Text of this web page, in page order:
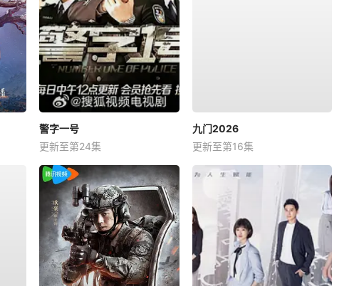
警字一号
更新至第24集
九门2026
更新至第16集